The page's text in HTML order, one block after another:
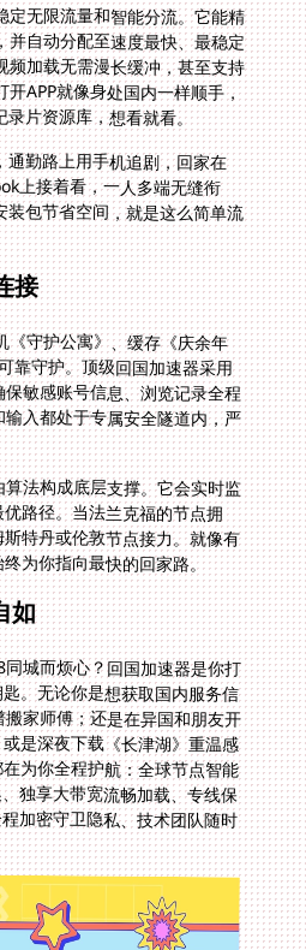
定无限流量和智能分流。它能精
并自动分配至速度最快、最稳定
频加载无需漫长缓冲，甚至支持
开APP就像身处国内一样顺手，
片资源库，想看就看。
勤路上用手机追剧，回家在
上接着看，一人多端无缝衔
包节省空间，就是这么简单流
接
《守护公寓》、缓存《庆余年
靠守护。顶级回国加速器采用
敏感账号信息、浏览记录全程
入都处于专属安全隧道内，严
法构成底层支撑。它会实时监
优路径。当法兰克福的节点拥
特丹或伦敦节点接力。就像有
为你指向最快的回家路。
如
城而烦心？回国加速器是你打
。无论你是想获取国内服务信
家师傅；还是在异国和朋友开
是深夜下载《长津湖》重温感
为你全程护航：全球节点智能
独享大带宽流畅加载、专线保
加密守卫隐私、技术团队随时